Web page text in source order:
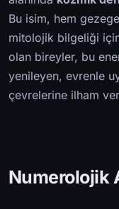
Bu isim, hem
mitolojik bilgeliği
olan bireyler, bu
yenileyen, evrenle
çevrelerine ilham
Numerolojik